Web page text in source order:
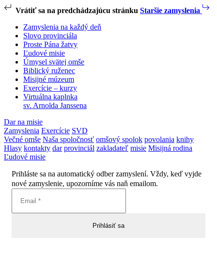
Vrátiť sa na predchádzajúcu stránku Staršie zamyslenia
Zamyslenia na každý deň
Slovo provinciála
Proste Pána žatvy
Ľudové misie
Úmysel svätej omše
Biblický ruženec
Misijné múzeum
Exercície – kurzy
Virtuálna kaplnka
sv. Arnolda Janssena
Dar na misie
Zamyslenia Exercície SVD
Večné omše Naša spoločnosť omšový spolok povolania knihy
Hlasy kontakty dar provinciál zakladateľ misie Misijná rodina
Ľudové misie
Prihláste sa na automatický odber zamyslení. Vždy, keď vyjde
nové zamyslenie, upozorníme vás naň emailom.